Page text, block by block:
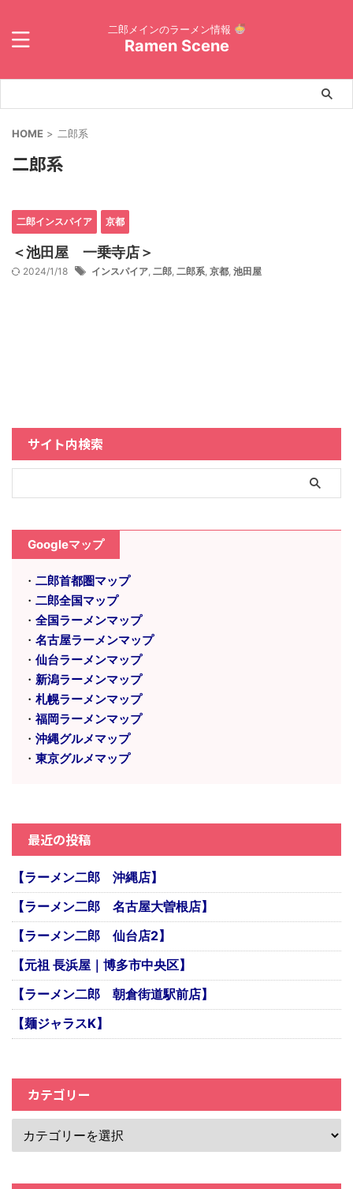
二郎メインのラーメン情報
Ramen Scene
HOME > 二郎系
二郎系
二郎インスパイア 京都
＜池田屋 一乗寺店＞
2024/1/18 インスパイア, 二郎, 二郎系, 京都, 池田屋
サイト内検索
Googleマップ
・ 二郎首都圏マップ
・ 二郎全国マップ
・ 全国ラーメンマップ
・ 名古屋ラーメンマップ
・ 仙台ラーメンマップ
・ 新潟ラーメンマップ
・ 札幌ラーメンマップ
・ 福岡ラーメンマップ
・ 沖縄グルメマップ
・ 東京グルメマップ
最近の投稿
【ラーメン二郎 沖縄店】
【ラーメン二郎 名古屋大曽根店】
【ラーメン二郎 仙台店2】
【元祖 長浜屋｜博多市中央区】
【ラーメン二郎 朝倉街道駅前店】
【麺ジャラスK】
カテゴリー